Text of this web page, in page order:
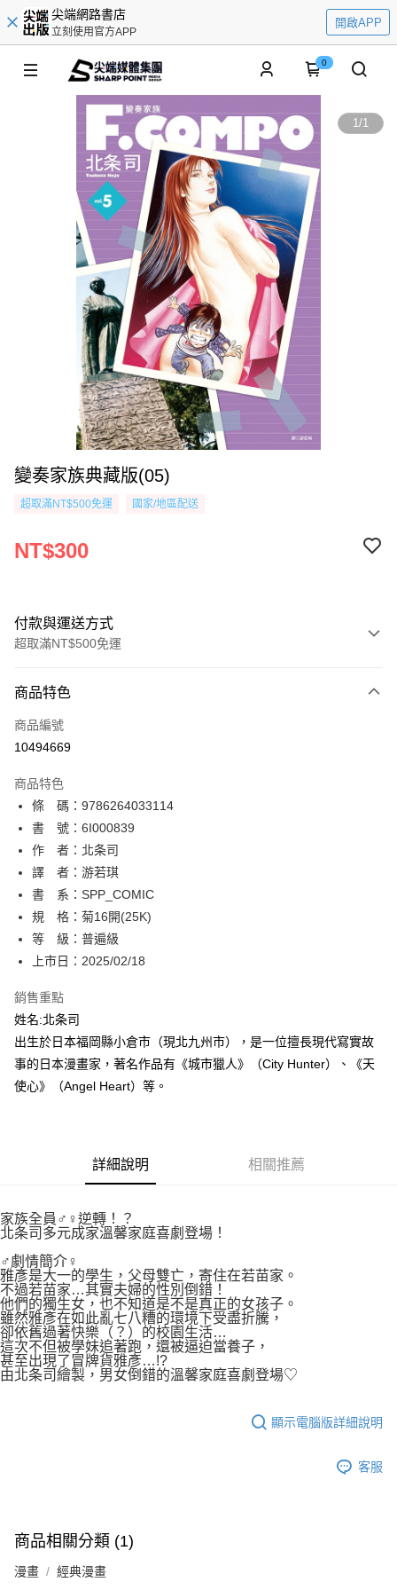
尖端網路書店
立刻使用官方APP
開啟APP
0
1/1
變奏家族典藏版(05)
超取滿NT$500免運 國家/地區配送
NT$300
付款與運送方式
超取滿NT$500免運
信用卡一次付款
超商取貨付款
相關說明
【關於「AFTEE先享後付」】
AFTEE先享後付是「在收到商品之後才付款」的支付方式。 讓您購物簡單
便利好安心！
１．簡單：不需註冊會員、不需綁卡、不需儲值。
２．便利：只要手機號碼，簡訊認證，即可結帳。
３．安心：先確認商品／服務後，再付款。
【「AFTEE先享後付」結帳流程】
１．於結帳方式選擇「AFTEE先享後付」後，將跳轉至「AFTEE先享後付」
結帳頁面，進行簡訊認證並確認金額後，即可完成結帳。
２．訂單成立數日內，您將收到繳費通知簡訊。
ATM／網路銀行／等多元方式進行付款，方視為交易完成。
※ 請注意：結帳手續完成當下不需立刻繳費，但若您需要取消訂單，請聯絡
購買商品的店家。未經商家同意取消之訂單仍視為有效，需透過AFTEE先享
後付繳納相關費用。
※ 交易是否成功請以「AFTEE先享後付 」之結帳頁面顯示為準，若有關於
是否繳費成功／繳費後需取消欲退款等相關疑問，請聯繫「AFTEE先享後付
易，需依本服務之必要範圍內提供個人資料，並將交易相關給付款項請求債
https://aftee.tw/terms/#terms3
３．未成年的使用者請事先徵得法定代理人或監護人之同意方可使用
「AFTEE先享後付」，若未經同意申辦者引起之損失，本公司不負相關責
任。
４．使用「AFTEE先享後付」時，將依據個別帳號之用戶狀況，依本公司即
時審查核予不同之上限額度；若仍有額度不足之情形，本公司將視審查結果
請求用戶進行身份認證。
５．嚴禁一人註冊多個帳號或使用他人資訊註冊。若發現惡意使用之情形，
恩沛科技股份有限公司將有權停止該用戶之使用額度並採取法律行動。
ATM付款
運送方式
全家取貨付款
每筆NT$80，滿NT$500(含以上)免運費
付款後全家取貨
每筆NT$80，滿NT$500(含以上)免運費
付款後萊爾富取貨
每筆NT$80，滿NT$500(含以上)免運費
付款後7-11取貨
宅配
每筆NT$100，滿NT$800(含以上)免運費
國家/地區配送
商品特色
商品編號
10494669
商品特色
條 碼：9786264033114
書 號：6I000839
作 者：北条司
譯 者：游若琪
書 系：SPP_COMIC
規 格：菊16開(25K)
等 級：普遍級
上市日：2025/02/18
銷售重點
姓名:北条司
出生於日本福岡縣小倉市（現北九州市），是一位擅長現代寫實故
事的日本漫畫家，著名作品有《城市獵人》（City Hunter）、《天
使心》（Angel Heart）等。
詳細說明 相關推薦
家族全員♂♀逆轉！？
北条司多元成家溫馨家庭喜劇登場！
♂劇情簡介♀
雅彥是大一的學生，父母雙亡，寄住在若苗家。
不過若苗家…其實夫婦的性別倒錯！
他們的獨生女，也不知道是不是真正的女孩子。
雖然雅彥在如此亂七八糟的環境下受盡折騰，
卻依舊過著快樂（？）的校園生活…
這次不但被學妹追著跑，還被逼迫當養子，
甚至出現了冒牌貨雅彥…!?
由北条司繪製，男女倒錯的溫馨家庭喜劇登場♡
顯示電腦版詳細說明
客服
商品相關分類 (1)
漫畫 經典漫畫